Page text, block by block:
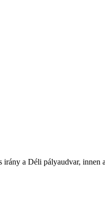
irány a Déli pályaudvar,